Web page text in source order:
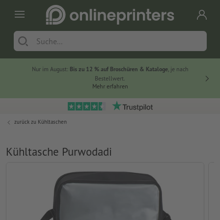
Nur im August: Bis zu 12 % auf Broschüren & Kataloge, je nach
Bestellwert.
Mehr erfahren
zurück zu Kühltaschen
Kühltasche Purwodadi